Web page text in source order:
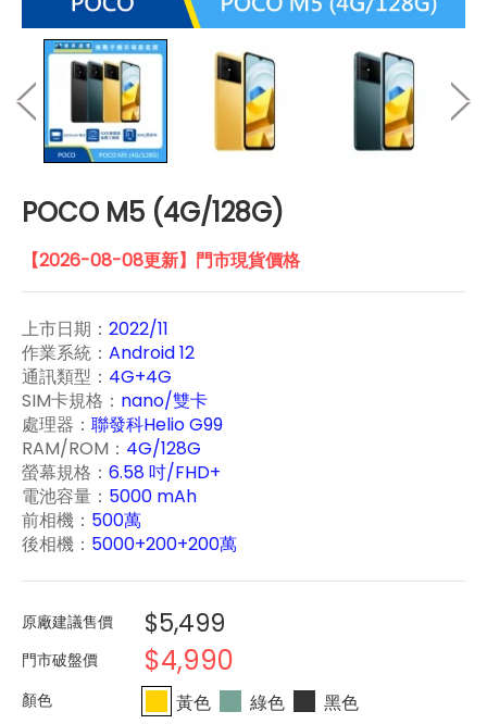
POCO M5 (4G/128G)
【2026-08-08更新】門市現貨價格
上市日期： 2022/11
作業系統： Android 12
通訊類型： 4G+4G
SIM卡規格： nano/雙卡
處理器： 聯發科Helio G99
RAM/ROM： 4G/128G
螢幕規格： 6.58 吋/FHD+
電池容量： 5000 mAh
前相機： 500萬
後相機： 5000+200+200萬
原廠建議售價 $5,499
門市破盤價 $4,990
黃色 綠色
黑色